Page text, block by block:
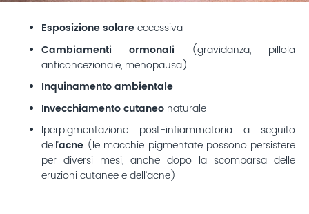
Esposizione solareeccessiva
Cambiamenti ormonali (gravidanza, pillola
anticoncezionale, menopausa)
Inquinamento ambientale
Invecchiamento cutaneo naturale
Iperpigmentazione post-infiammatoria a seguito
dell’acne (le macchie pigmentate possono persistere
per diversi mesi, anche dopo la scomparsa delle
eruzioni cutanee e dell’acne)